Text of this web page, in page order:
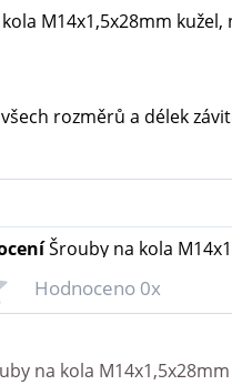
M14x1,5x28mm kužel,
rozměrů a délek
Šrouby na kola
Hodnoceno 0x
na kola